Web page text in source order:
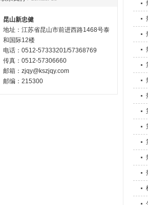
昆山新忠健
地址：江苏省昆山市前进西路1468号泰
和国际12楼
电话：0512-57333201/57368769
传真：0512-57306660
邮箱：zjqy@kszjqy.com
邮编：215300